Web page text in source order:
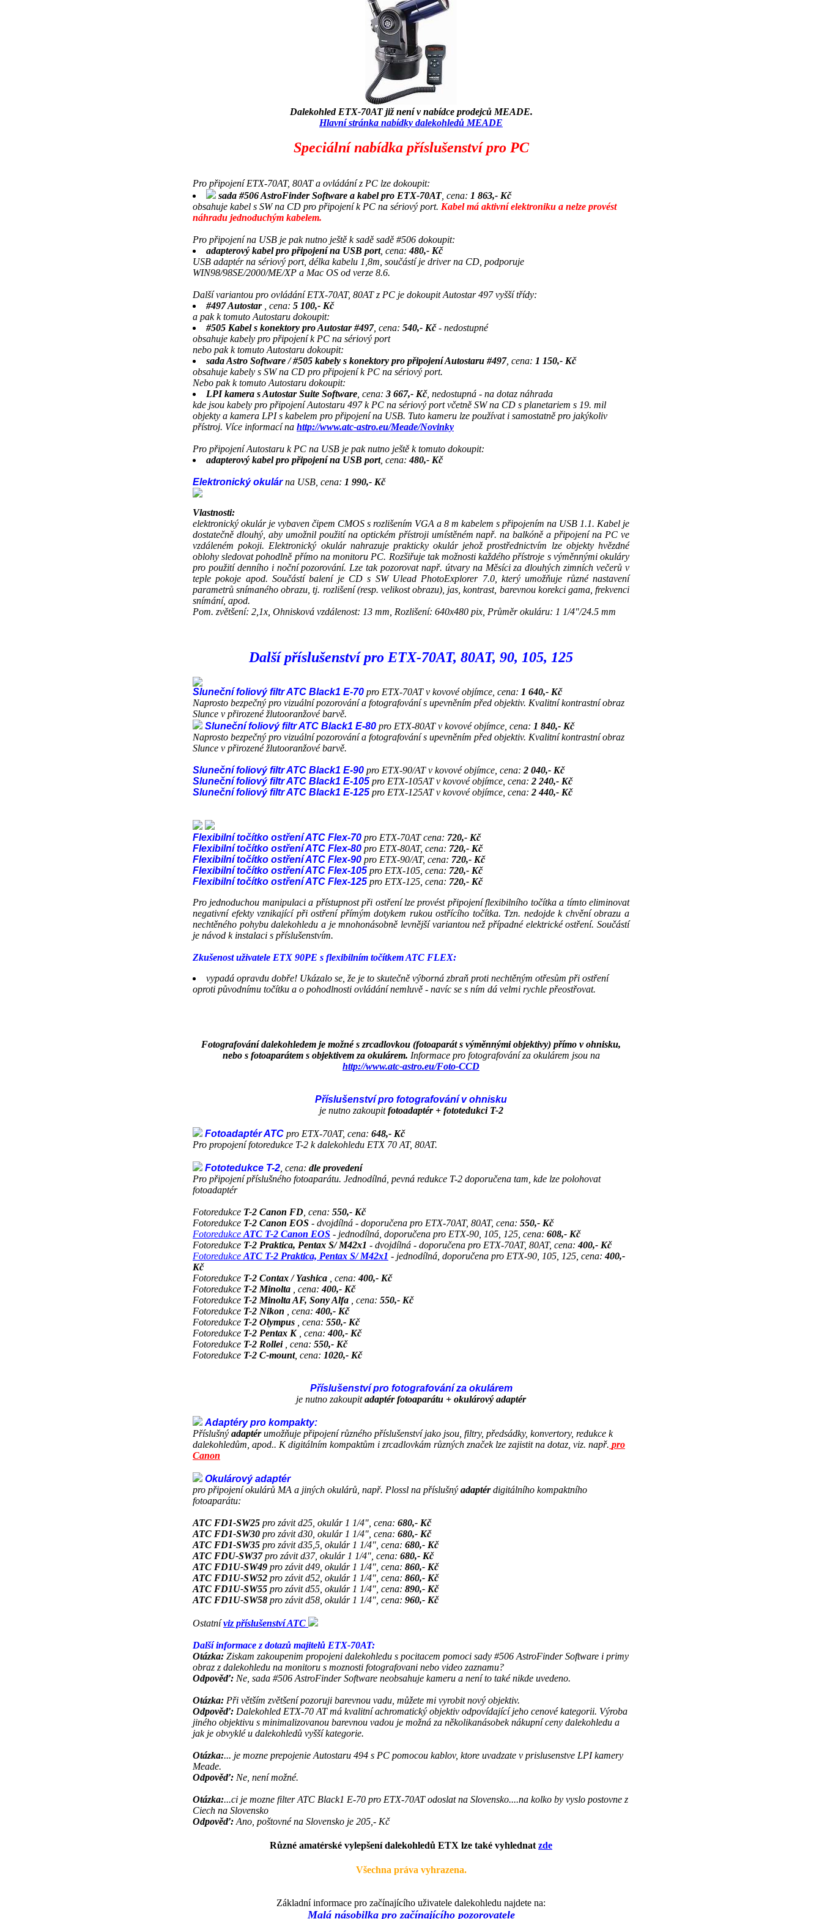
Dalekohled ETX-70AT již není v nabídce prodejců MEADE.
Hlavní stránka nabídky dalekohledů MEADE
Speciální nabídka příslušenství pro PC
Pro připojení ETX-70AT, 80AT a ovládání z PC lze dokoupit:
sada #506 AstroFinder Software a kabel pro ETX-70AT, cena: 1 863,- Kč
obsahuje kabel s SW na CD pro připojení k PC na sériový port. Kabel má aktivní elektroniku a nelze provést
náhradu jednoduchým kabelem.
Pro připojení na USB je pak nutno ještě k sadě sadě #506 dokoupit:
adapterový kabel pro připojení na USB port, cena:480,- Kč
USB adaptér na sériový port, délka kabelu 1,8m, součástí je driver na CD, podporuje
WIN98/98SE/2000/ME/XP a Mac OS od verze 8.6.
Další variantou pro ovládání ETX-70AT, 80AT z PC je dokoupit Autostar 497 vyšší třídy:
#497 Autostar
, cena: 5 100,- Kč
a pak k tomuto Autostaru dokoupit:
#505 Kabel s konektory pro Autostar #497, cena: 540,- Kč- nedostupné
obsahuje kabely pro připojení k PC na sériový port
nebo pak k tomuto Autostaru dokoupit:
sada Astro Software / #505 kabely s konektory pro připojení Autostaru #497, cena: 1 150,- Kč
obsahuje kabely s SW na CD pro připojení k PC na sériový port.
Nebo pak k tomuto Autostaru dokoupit:
LPI kamera s Autostar Suite Software , cena: 3 667,- Kč, nedostupná - na dotaz náhrada
kde jsou kabely pro připojení Autostaru 497 k PC na sériový port včetně SW na CD s planetariem s 19. mil
objekty a kamera LPI s kabelem pro připojení na USB. Tuto kameru lze používat i samostatně pro jakýkoliv
přístroj. Více informací na http://www.atc-astro.eu/Meade/Novinky
Pro připojení Autostaru k PC na USB je pak nutno ještě k tomuto dokoupit:
adapterový kabel pro připojení na USB port, cena:480,- Kč
Elektronický okulárna USB, cena: 1 990,- Kč
Vlastnosti:
elektronický okulár je vybaven čipem CMOS s rozlišením VGA a 8 m kabelem s připojením na USB 1.1. Kabel je
dostatečně dlouhý, aby umožnil použití na optickém přístroji umístěném např. na balkóně a připojení na PC ve
vzdáleném pokoji. Elektronický okulár nahrazuje prakticky okulár jehož prostřednictvím lze objekty hvězdné
oblohy sledovat pohodlně přímo na monitoru PC. Rozšiřuje tak možnosti každého přístroje s výměnnými okuláry
pro použití denního i noční pozorování. Lze tak pozorovat např. útvary na Měsíci za dlouhých zimních večerů v
teple pokoje apod. Součástí balení je CD s SW Ulead PhotoExplorer 7.0, který umožňuje různé nastavení
parametrů snímaného obrazu, tj. rozlišení (resp. velikost obrazu), jas, kontrast, barevnou korekci gama, frekvenci
snímání, apod.
Pom. zvětšení: 2,1x, Ohnisková vzdálenost: 13 mm, Rozlišení: 640x480 pix, Průměr okuláru: 1 1/4"/24.5 mm
Další příslušenství pro ETX-70AT, 80AT, 90, 105, 125
Sluneční foliový filtr ATC Black1 E-70 pro ETX-70AT v kovové objímce, cena: 1 640,- Kč
Naprosto bezpečný pro vizuální pozorování a fotografování s upevněním před objektiv. Kvalitní kontrastní obraz
Slunce v přirozené žlutooranžové barvě.
Sluneční foliový filtr ATC Black1 E-80 pro ETX-80AT v kovové objímce, cena: 1 840,- Kč
Naprosto bezpečný pro vizuální pozorování a fotografování s upevněním před objektiv. Kvalitní kontrastní obraz
Slunce v přirozené žlutooranžové barvě.
Sluneční foliový filtr ATC Black1 E-90 pro ETX-90/AT v kovové objímce, cena: 2 040,- Kč
Sluneční foliový filtr ATC Black1 E-105 pro ETX-105AT v kovové objímce, cena: 2 240,- Kč
Sluneční foliový filtr ATC Black1 E-125 pro ETX-125AT v kovové objímce, cena: 2 440,- Kč
Flexibilní točítko ostření ATC Flex-70 pro ETX-70AT cena: 720,- Kč
Flexibilní točítko ostření ATC Flex-80 pro ETX-80AT, cena: 720,- Kč
Flexibilní točítko ostření ATC Flex-90 pro ETX-90/AT, cena: 720,- Kč
Flexibilní točítko ostření ATC Flex-105 pro ETX-105, cena: 720,- Kč
Flexibilní točítko ostření ATC Flex-125 pro ETX-125, cena: 720,- Kč
Pro jednoduchou manipulaci a přístupnost při ostření lze provést připojení flexibilního točítka a tímto eliminovat
negativní efekty vznikající při ostření přímým dotykem rukou ostřícího točítka. Tzn. nedojde k chvění obrazu a
nechtěného pohybu dalekohledu a je mnohonásobně levnější variantou než případné elektrické ostření. Součástí
je návod k instalaci s příslušenstvím.
Zkušenost uživatele ETX 90PE s flexibilním točítkem ATC FLEX:
vypadá opravdu dobře! Ukázalo se, že je to skutečně výborná zbraň proti nechtěným otřesům při ostření
oproti původnímu točítku a o pohodlnosti ovládání nemluvě - navíc se s ním dá velmi rychle přeostřovat.
Fotografování dalekohledem je možné s zrcadlovkou (fotoaparát s výměnnými objektivy) přímo v ohnisku,
nebo s fotoaparátem s objektivem za okulárem. Informace pro fotografování za okulárem jsou na
http://www.atc-astro.eu/Foto-CCD
Příslušenství pro fotografování v ohnisku
je nutno zakoupitfotoadaptér + fototedukci T-2
Fotoadaptér ATC pro ETX-70AT, cena: 648,- Kč
Pro propojení fotoredukce T-2 k dalekohledu ETX 70 AT, 80AT.
Fototedukce T-2 , cena: dle provedení
Pro připojení příslušného fotoaparátu. Jednodílná, pevná redukce T-2 doporučena tam, kde lze polohovat
fotoadaptér
Fotoredukce T-2 Canon FD , cena: 550,- Kč
Fotoredukce T-2 Canon EOS - dvojdílná - doporučena pro ETX-70AT, 80AT, cena: 550,- Kč
Fotoredukce ATC T-2 Canon EOS - jednodílná, doporučena pro ETX-90, 105, 125, cena: 608,- Kč
Fotoredukce T-2 Praktica, Pentax S/ M42x1 - dvojdílná - doporučena pro ETX-70AT, 80AT, cena:400,- Kč
Fotoredukce ATC T-2 Praktica, Pentax S/ M42x1 - jednodílná, doporučena pro ETX-90, 105, 125, cena:400,-
Kč
Fotoredukce T-2 Contax / Yashica , cena:400,- Kč
Fotoredukce T-2 Minolta , cena:400,- Kč
Fotoredukce T-2 Minolta AF, Sony Alfa , cena: 550,- Kč
Fotoredukce T-2 Nikon , cena:400,- Kč
Fotoredukce T-2 Olympus , cena: 550,- Kč
Fotoredukce T-2 Pentax K , cena:400,- Kč
Fotoredukce T-2 Rollei , cena: 550,- Kč
Fotoredukce T-2 C-mount, cena: 1020,- Kč
Příslušenství pro fotografování za okulárem
je nutno zakoupitadaptér fotoaparátu + okulárový adaptér
Adaptéry pro kompakty:
Příslušný adaptérumožňuje připojení různého příslušenství jako jsou, filtry, předsádky, konvertory, redukce k
dalekohledům, apod.. K digitálním kompaktům i zrcadlovkám různých značek lze zajistit na dotaz, viz. např. pro
Canon
Okulárový adaptér
pro připojení okulárů MA a jiných okulárů, např. Plossl na příslušný adaptérdigitálního kompaktního
fotoaparátu:
ATC FD1-SW25 pro závit d25, okulár 1 1/4", cena: 680,- Kč
ATC FD1-SW30 pro závit d30, okulár 1 1/4", cena: 680,- Kč
ATC FD1-SW35 pro závit d35,5, okulár 1 1/4", cena: 680,- Kč
ATC FDU-SW37pro závit d37, okulár 1 1/4", cena: 680,- Kč
ATC FD1U-SW49 pro závit d49, okulár 1 1/4", cena: 860,- Kč
ATC FD1U-SW52 pro závit d52, okulár 1 1/4", cena: 860,- Kč
ATC FD1U-SW55 pro závit d55, okulár 1 1/4", cena: 890,- Kč
ATC FD1U-SW58 pro závit d58, okulár 1 1/4", cena: 960,- Kč
Ostatníviz příslušenství ATC
Další informace z dotazů majitelů ETX-70AT:
Otázka: Ziskam zakoupenim propojeni dalekohledu s pocitacem pomoci sady #506 AstroFinder Software i primy
obraz z dalekohledu na monitoru s moznosti fotografovani nebo video zaznamu?
Odpověď: Ne, sada #506 AstroFinder Software neobsahuje kameru a není to také nikde uvedeno.
Otázka: Při větším zvětšení pozoruji barevnou vadu, můžete mi vyrobit nový objektiv.
Odpověď: Dalekohled ETX-70 AT má kvalitní achromatický objektiv odpovídající jeho cenové kategorii. Výroba
jiného objektivu s minimalizovanou barevnou vadou je možná za několikanásobek nákupní ceny dalekohledu a
jak je obvyklé u dalekohledů vyšší kategorie.
Otázka:... je mozne prepojenie Autostaru 494 s PC pomocou kablov, ktore uvadzate v prislusenstve LPI kamery
Meade.
Odpověď: Ne, není možné.
Otázka:...ci je mozne filter ATC Black1 E-70 pro ETX-70AT odoslat na Slovensko....na kolko by vyslo postovne z
Ciech na Slovensko
Odpověď: Ano, poštovné na Slovensko je 205,- Kč
Různé amatérské vylepšení dalekohledů ETX lze také vyhlednat zde
Všechna práva vyhrazena.
Základní informace pro začínajícího uživatele dalekohledu najdete na:
Malá násobilka pro začínajícího pozorovatele